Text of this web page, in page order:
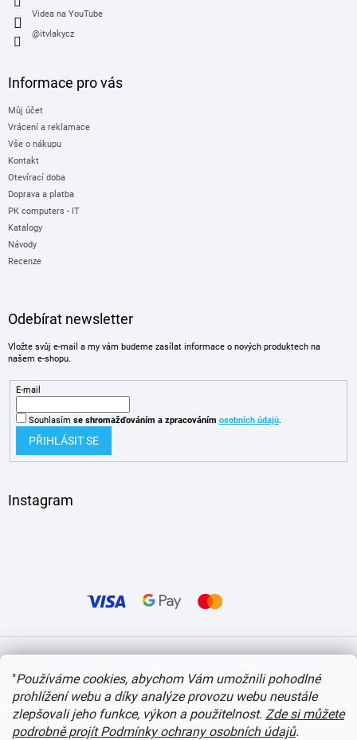
"Používáme cookies, abychom Vám umožnili pohodlné
prohlížení webu a díky analýze provozu webu neustále
zlepšovali jeho funkce, výkon a použitelnost. Zde si můžete
podrobně projít Podmínky ochrany osobních údajů.
Videa na YouTube
@itvlakycz
Informace pro vás
Můj účet
Vrácení a reklamace
Vše o nákupu
Kontakt
Otevírací doba
Doprava a platba
PK computers - IT
Katalogy
Návody
Recenze
Odebírat newsletter
Vložte svůj e-mail a my vám budeme zasílat informace o nových produktech na
našem e-shopu.
E-mail
Souhlasím se shromažďováním a zpracováním osobních údajů.
PŘIHLÁSIT SE
Instagram
Copyright 2026itvlaky.cz . Všechna práva vyhrazena. Upravit nastavení cookies